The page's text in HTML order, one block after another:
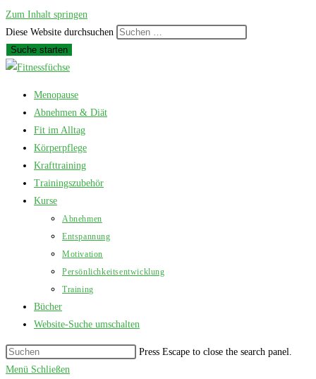
Zum Inhalt springen
Diese Website durchsuchen
Suche starten
Menopause
Abnehmen & Diät
Fit im Alltag
Körperpflege
Krafttraining
Trainingszubehör
Kurse
Abnehmen
Entspannung
Motivation
Persönlichkeitsentwicklung
Training
Bücher
Website-Suche umschalten
Press Escape to close the search panel.
Menü Schließen